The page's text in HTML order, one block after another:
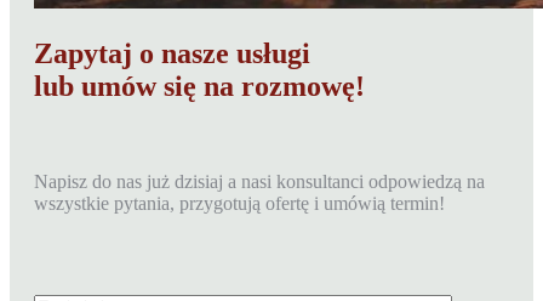
Zapytaj o nasze usługi
lub umów się na rozmowę!
Napisz do nas już dzisiaj a nasi konsultanci odpowiedzą na
wszystkie pytania, przygotują ofertę i umówią termin!